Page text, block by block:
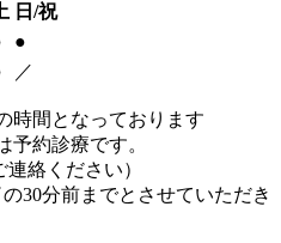
日/祝
●
／
時間となっております
予約診療です。
連絡ください）
30分前までとさせていただき